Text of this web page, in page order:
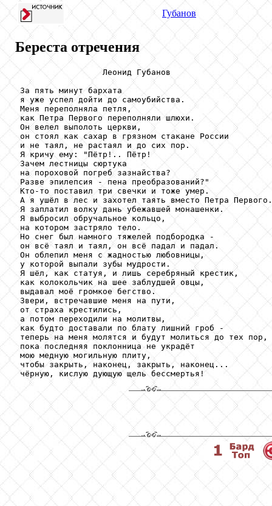
Губанов
Береста отречения
                  Леонид Губанов
За пять минут бархата
я уже успел дойти до самоубийства.
Меня переполняла петля,
как Петра Первого переполняли шлюхи.
Он велел выполоть церкви,
он стоял как сахар в грязном стакане России
и не таял, не растаял и до сих пор.
Я кричу ему: "Пётр!.. Пётр!
Зачем лестницы сюртука
на пороховой погреб зазнайства?
Разве эпилепсия - пена преобразований?"
Кто-то поставил три свечки и тоже умер.
А я ушёл в лес и захотел таять вместо Петра Первого.
Я заплатил волку дань убежавшей монашенки.
Я выбросил обручальное кольцо,
на котором застряло тело.
Но снег был намного тяжелей подбородка -
он всё таял и таял, он всё падал и падал.
Он облепил меня с жадностью любовницы,
у которой выпали зубы мудрости.
Я шёл, как статуя, и лишь серебряный крестик,
как колокольчик на шее заблудшей овцы,
выдавал моё громкое бегство.
Звери, встречавшие меня на пути,
от страха крестились,
а потом переходили на молитвы,
как будто доставали по блату лишний гроб -
теперь на меня молятся и будут молиться до тех пор,
пока последняя поклонница не украдёт
мою медную могильную плиту,
чтобы закрыть, наконец, закрыть, наконец...